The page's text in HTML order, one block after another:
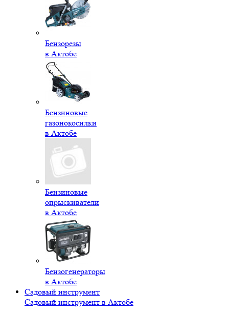
Бензорезы
в Актобе
Бензиновые
газонокосилки
в Актобе
Бензиновые
опрыскиватели
в Актобе
Бензогенераторы
в Актобе
Садовый инструмент
Садовый инструмент в Актобе